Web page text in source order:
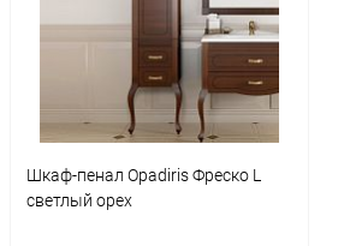
Под заказ
Шкаф-пенал Opadiris Фреско L
светлый орех